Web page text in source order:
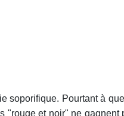
soporifique. Pourtant à
et noir" ne